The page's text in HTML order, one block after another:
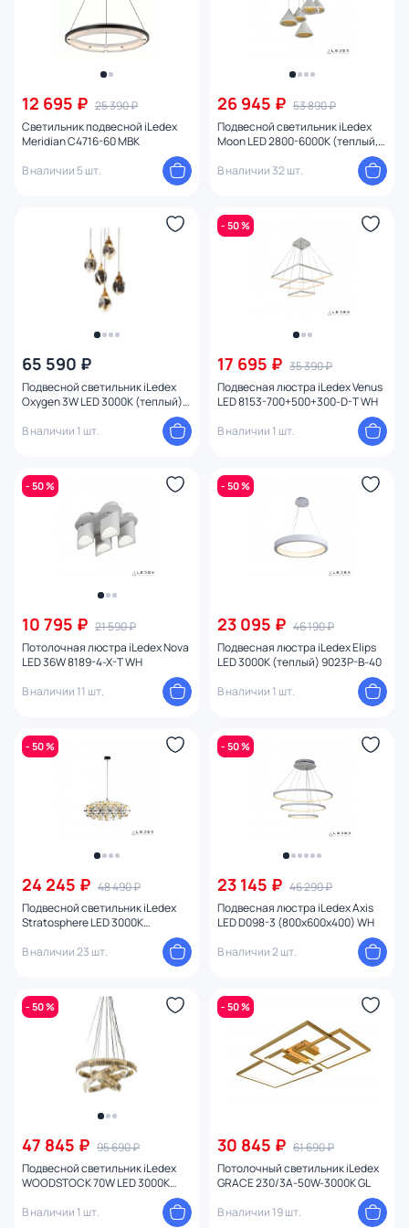
12 695 ₽ 25 390 ₽
Светильник подвесной iLedex
Meridian C4716-60 MBK
В наличии 5 шт.
26 945 ₽ 53 890 ₽
Подвесной светильник iLedex
Moon LED 2800-6000К (теплый,
белый, холодный) WL8858-5 WH
В наличии 32 шт.
65 590 ₽
Подвесной светильник iLedex
Oxygen 3W LED 3000К (теплый)
В наличии 1 шт.
- 50 %
17 695 ₽ 35 390 ₽
Подвесная люстра iLedex Venus
LED 8153-700+500+300-D-T WH
В наличии 1 шт.
- 50 %
10 795 ₽ 21 590 ₽
Потолочная люстра iLedex Nova
LED 36W 8189-4-X-T WH
В наличии 11 шт.
- 50 %
23 095 ₽ 46 190 ₽
Подвесная люстра iLedex Elips
LED 3000К (теплый) 9023P-B-40
В наличии 1 шт.
- 50 %
24 245 ₽ 48 490 ₽
Подвесной светильник iLedex
Stratosphere LED 3000К
В наличии 23 шт.
- 50 %
23 145 ₽ 46 290 ₽
Подвесная люстра iLedex Axis
LED D098-3 (800x600x400) WH
В наличии 2 шт.
- 50 %
47 845 ₽ 95 690 ₽
Подвесной светильник iLedex
WOODSTOCK 70W LED 3000К
(теплый) 10920P/3-70W-3000K
(8/6/4) GL-CL
В наличии 1 шт.
- 50 %
30 845 ₽ 61 690 ₽
Потолочный светильник iLedex
GRACE 230/3A-50W-3000K GL
В наличии 19 шт.